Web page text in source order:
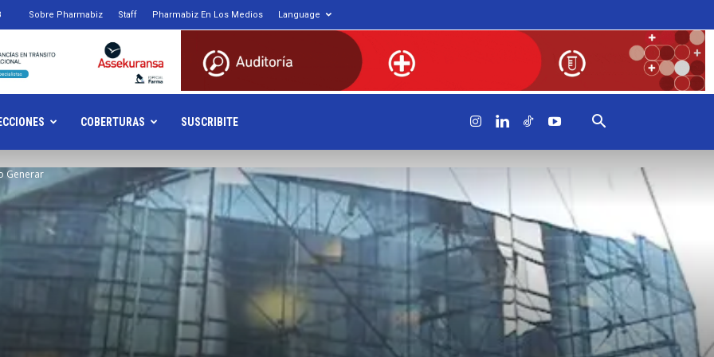
Sobre Pharmabiz Staff Pharmabiz En Los Medios Language
COBERTURAS SUSCRIBITE
Generar